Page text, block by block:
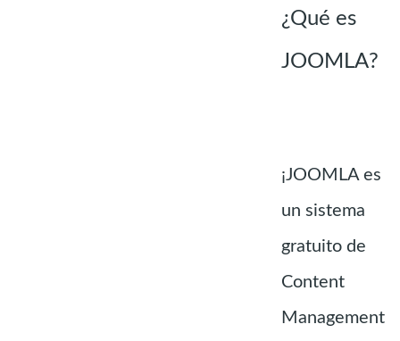
¿Qué es
JOOMLA?
¡JOOMLA es
un sistema
gratuito de
Content
Management